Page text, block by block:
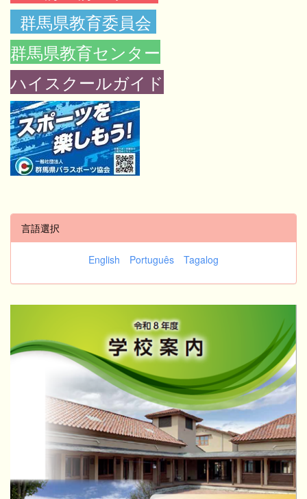
群馬県教育委員会
群馬県教育センター
ハイスクールガイド
言語選択
English Português Tagalog